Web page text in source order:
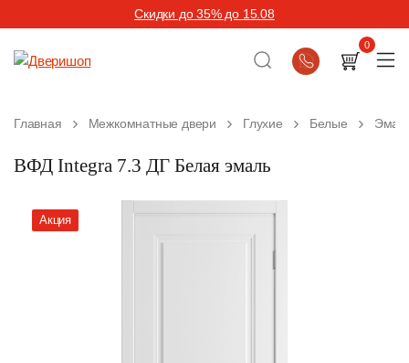
Скидки до 35% до 15.08
0
Главная Межкомнатные двери Глухие Белые
ВФД Integra 7.3 ДГ Белая эмаль
Акция